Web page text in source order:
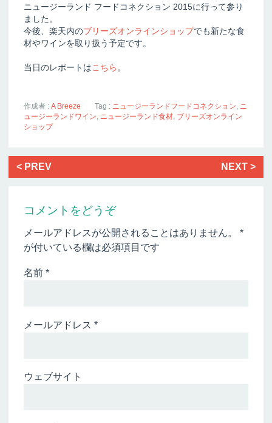
ニュージーランド フードコネクション 2015に行って参り
ました。
今後、楽天内のブリーズオンラインショップでも新たな食
材やワインを取り扱う予定です。
当日のレポートはこちら 。
作成者 :A Breeze Tag : ニュージーランドフードコネクション
ニ
ュージーランドワイン
ニュージーランド食材 ブリーズオンライン
ショップ
< PREV NEXT >
コメントをどうぞ
メールアドレスが公開されることはありません。*
が付いている欄は必須項目です
名前*
メールアドレス*
ウェブサイト